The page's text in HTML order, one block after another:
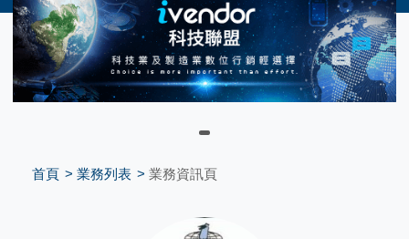
首頁 業務列表 業務資訊頁